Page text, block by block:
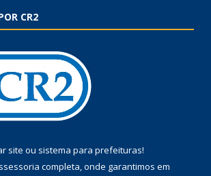
CR2
site ou sistema para prefeituras!
completa, onde garantimos em